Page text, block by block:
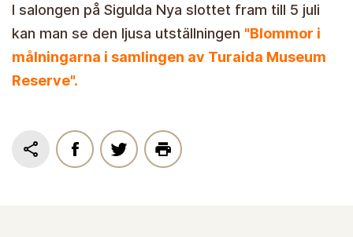
I salongen på Sigulda Nya slottet fram till 5 juli
kan man se den ljusa utställningen "Blommor i
målningarna i samlingen av Turaida Museum
Reserve".